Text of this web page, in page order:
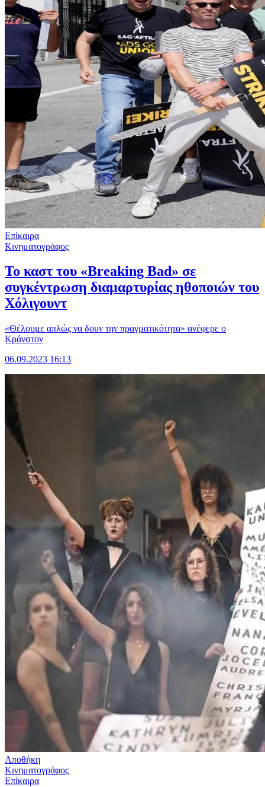
Επίκαιρα
Κινηματογράφος
Το καστ του «Breaking Bad» σε
συγκέντρωση διαμαρτυρίας ηθοποιών του
Χόλιγουντ
«Θέλουμε απλώς να δουν την πραγματικότητα» ανέφερε ο
Κράνστον
06.09.2023 16:13
Αποθήκη
Κινηματογράφος
Επίκαιρα